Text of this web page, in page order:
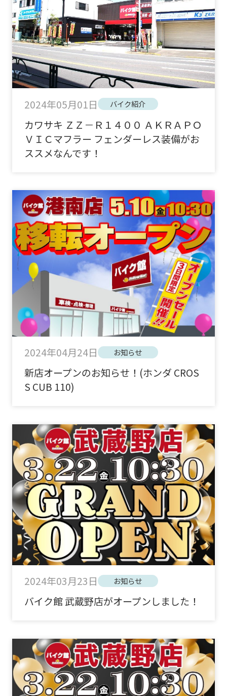
2024年05月01日 バイク紹介
カワサキ ＺＺ－Ｒ１４００ ＡＫＲＡＰＯ
ＶＩＣマフラー フェンダーレス装備がお
ススメなんです！
2024年04月24日 お知らせ
新店オープンのお知らせ！(ホンダ CROS
S CUB 110)
2024年03月23日 お知らせ
バイク館 武蔵野店がオープンしました！